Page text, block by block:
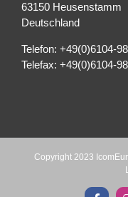
63150 Heusenstamm
Deutschland
Telefon: +49(0)6104-
Telefax: +49(0)6104-
Copyright 2023